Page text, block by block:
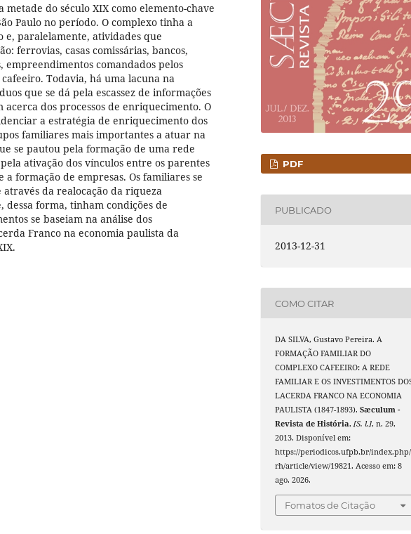
do século XIX como elemento-chave
Paulo no período. O complexo tinha a
e, paralelamente, atividades que
ferrovias, casas comissárias, bancos,
empreendimentos comandados pelos
Todavia, há uma lacuna na
que se dá pela escassez de informações
dos processos de enriquecimento. O
a estratégia de enriquecimento dos
familiares mais importantes a atuar na
se pautou pela formação de uma rede
ativação dos vínculos entre os parentes
a formação de empresas. Os familiares se
da realocação da riqueza
forma, tinham condições de
se baseiam na análise dos
Franco na economia paulista da
PDF
PUBLICADO
2013-12-31
COMO CITAR
DA SILVA, Gustavo Pereira. A
FORMAÇÃO FAMILIAR DO
COMPLEXO CAFEEIRO: A REDE
FAMILIAR E OS INVESTIMENTOS
LACERDA FRANCO NA ECONOMIA
PAULISTA (1847-1893).Sæculum -
Revista de História,[S. l.], n. 29,
2013. Disponível em:
https://periodicos.ufpb.br/
rh/article/view/19821. Acesso em: 8
ago. 2026.
Fomatos de Citação